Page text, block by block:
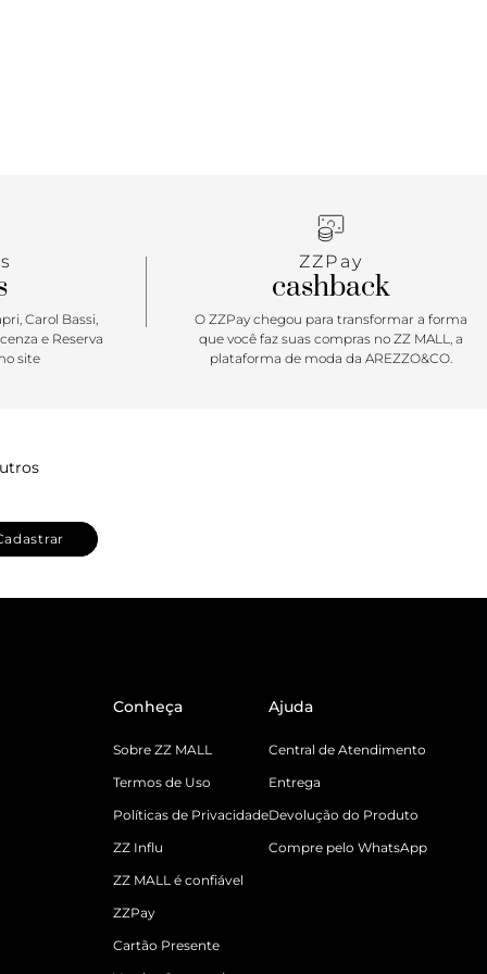
Carol Bassi,
e Reserva
site
ZZPay
cashback
O ZZPay chegou para transformar a forma
que você faz suas compras no ZZ MALL, a
plataforma de moda da AREZZO&CO.
Conheça
Sobre ZZ MALL
Termos de Uso
Políticas de Privacidade
ZZ Influ
ZZ MALL é confiável
ZZPay
Cartão Presente
Ajuda
Central de Atendimento
Entrega
Devolução do Produto
Compre pelo WhatsApp